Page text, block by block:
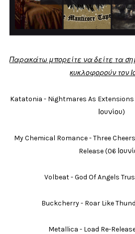
Παρακάτω μπορείτε να δείτε τα
κυκλοφορούν τον
Katatonia - Nightmares As Extensions
Ιουνίου)
My Chemical Romance - Three
Release (06
Volbeat - God Of Angels
Buckcherry - Roar Like
Metallica - Load Re-